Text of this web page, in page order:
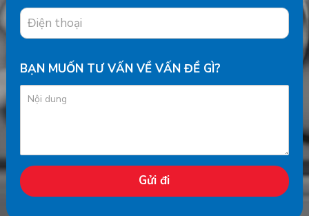
BẠN MUỐN TƯ VẤN VỀ VẤN ĐỀ GÌ?